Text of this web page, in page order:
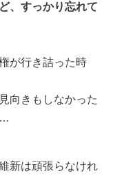
、すっかり忘れて
が行き詰った時
向きもしなかった
…
新は頑張らなけれ